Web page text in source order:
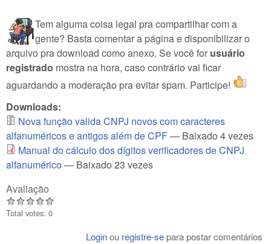
Tem alguma coisa legal pra compartilhar com a
gente? Basta comentar a página e disponibilizar o
arquivo pra download como anexo. Se você for usuário
registrado mostra na hora, caso contrário vai ficar
aguardando a moderação pra evitar spam. Participe!
Downloads:
Nova função valida CNPJ novos com caracteres
alfanuméricos e antigos além de CPF— Baixado 4 vezes
Manual do cálculo dos dígitos verificadores de CNPJ
alfanumérico— Baixado 23 vezes
Avaliação
Total votes: 0
Loginou registre-separa postar comentários